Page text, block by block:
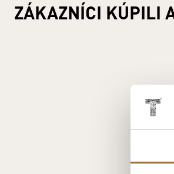
ZÁKAZNÍCI KÚPILI